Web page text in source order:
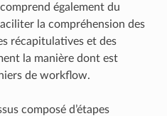
également du
la compréhension des
récapitulatives et des
la manière dont est
de workflow.
composé d’étapes